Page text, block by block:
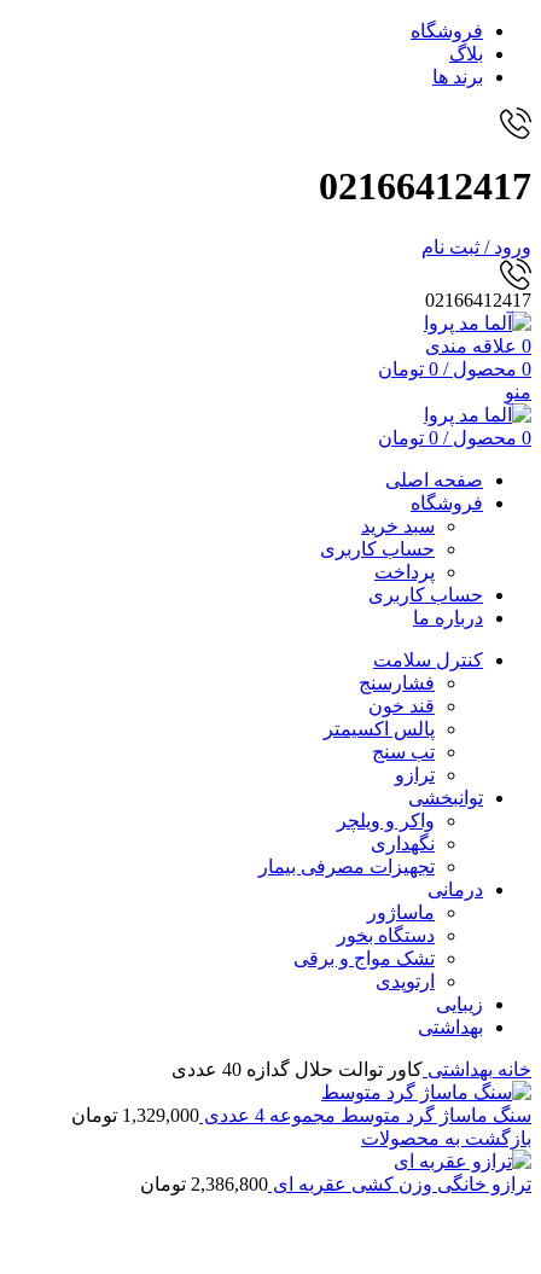
فروشگاه
بلاگ
برند ها
02166412417
ورود / ثبت نام
02166412417
0 علاقه مندی
0 محصول /
0 تومان
منو
0 محصول /
0 تومان
صفحه اصلی
فروشگاه
سبد خرید
حساب کاربری
پرداخت
حساب کاربری
درباره ما
کنترل سلامت
فشارسنج
قند خون
پالس اکسیمتر
تب سنج
ترازو
توانبخشی
واکر و ویلچر
نگهداری
تجهیزات مصرفی بیمار
درمانی
ماساژور
دستگاه بخور
تشک مواج و برقی
ارتوپدی
زیبایی
بهداشتی
خانه بهداشتی کاور توالت حلال گدازه 40 عددی
سنگ ماساژ گرد متوسط مجموعه 4 عددی 1,329,000 تومان
بازگشت به محصولات
ترازو خانگی وزن کشی عقربه ای 2,386,800 تومان